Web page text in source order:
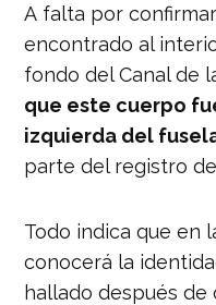
A falta por
encontrado al
fondo del Canal de
que este cuerpo
izquierda del
parte del registro
Todo indica que en
conocerá la
hallado después de